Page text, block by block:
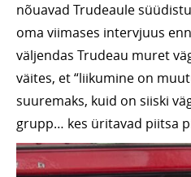
nõuavad Trudeaule
oma viimases intervjuus
väljendas Trudeau muret
väites, et “liikumine on
suuremaks, kuid on siiski
grupp… kes üritavad piitsa